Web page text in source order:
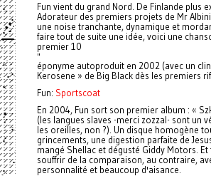
Fun vient du grand Nord. De Finlande plus
Adorateur des premiers projets de Mr
une noise tranchante, dynamique et
faire tout de suite une idée, voici une
premier 10
"
éponyme autoproduit en 2002 (avec un
Kerosene » de Big Black dès les premiers
Fun: Sportscoat
En 2004, Fun sort son premier album : «
(les langues slaves -merci zozzal- sont un
les oreilles, non ?). Un disque homogène
grincements, une digestion parfaite de
mangé Shellac et dégusté Giddy Motors. Et
souffrir de la comparaison, au contraire,
personnalité et beaucoup d'aisance.